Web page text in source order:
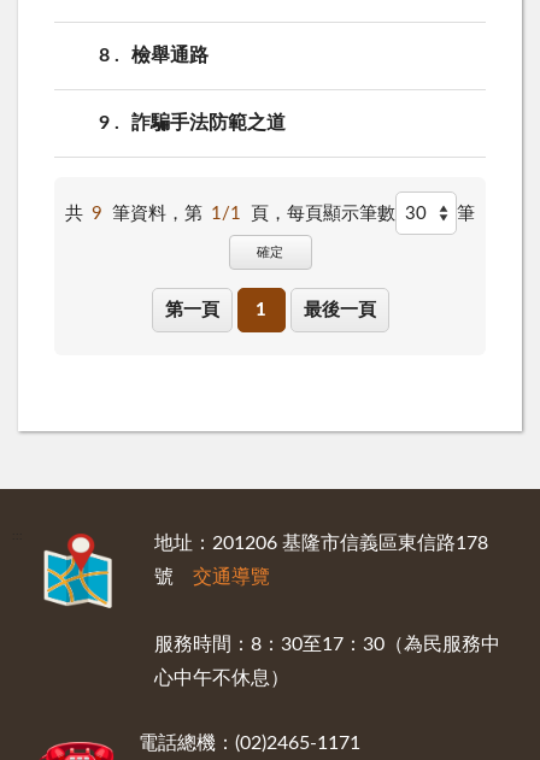
8 檢舉通路
9 詐騙手法防範之道
共 9 筆資料，第 1/1 頁， 每頁顯示筆數 筆
確定
第一頁 1 最後一頁
地址：201206 基隆市信義區東信路178
號 交通導覽
服務時間：8：30至17：30（為民服務中
心中午不休息）
電話總機：(02)2465-1171